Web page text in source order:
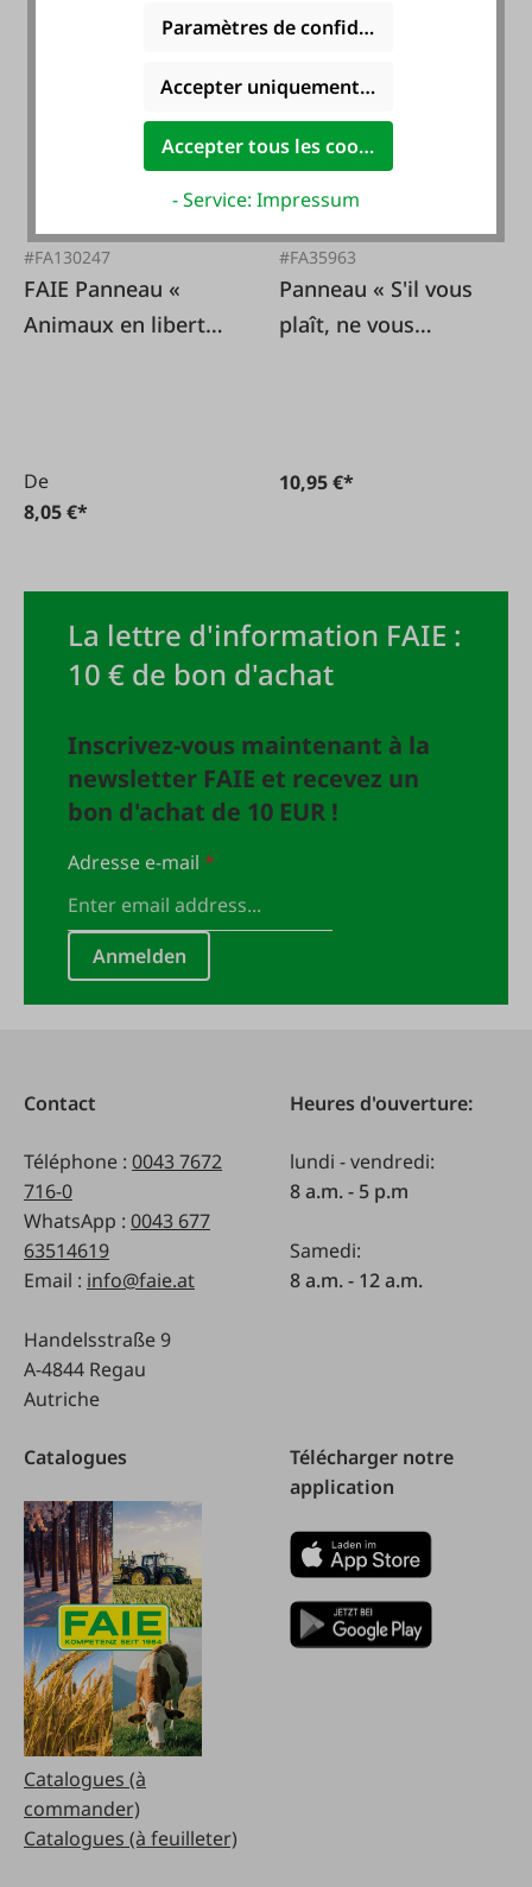
#FA130247
FAIE Panneau «
Animaux en liberté
De
8,05 €*
#FA35963
Panneau « S'il vous
plaît, ne vous
10,95 €*
La lettre d'information FAIE :
10 € de bon d'achat
Inscrivez-vous maintenant à la
newsletter FAIE et recevez un
bon d'achat de 10 EUR !
Adresse e-mail*
Anmelden
Contact
Téléphone : 0043 7672
716-0
WhatsApp : 0043 677
63514619
Email : info@faie.at
Handelsstraße 9
A-4844 Regau
Autriche
Heures d'ouverture:
lundi - vendredi:
8 a.m. - 5 p.m
Samedi:
8 a.m. - 12 a.m.
Catalogues
Catalogues (à
commander)
Catalogues (à feuilleter)
Télécharger notre
application
Paramètres de confidentialité
Accepter uniquement les cookies
Accepter tous les cookies
- Service: Impressum